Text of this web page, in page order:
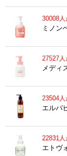
30008人
ミノン
27527人
メディ
23504人
エルバ
22831人
エトヴ